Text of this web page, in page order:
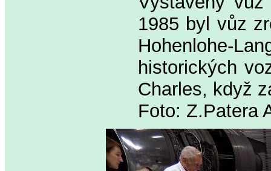
1985 byl vůz
Hohenlohe-
historických
Charles, když
Foto: Z.Patera